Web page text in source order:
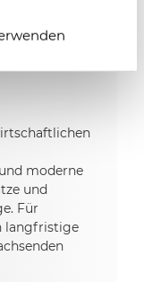
moderne
und
Für
langfristige